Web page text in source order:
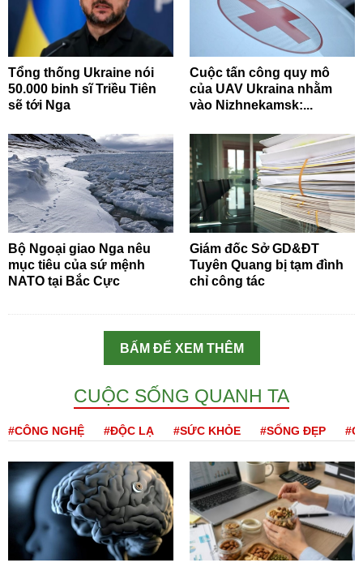
Tổng thống Ukraine nói
50.000 binh sĩ Triều Tiên
sẽ tới Nga
Cuộc tấn công quy mô
của UAV Ukraina nhằm
vào Nizhnekamsk:...
Bộ Ngoại giao Nga nêu
mục tiêu của sứ mệnh
NATO tại Bắc Cực
Giám đốc Sở GD&ĐT
Tuyên Quang bị tạm đình
chỉ công tác
BẤM ĐỂ XEM THÊM
CUỘC SỐNG QUANH TA
#CÔNG NGHỆ #ĐỘC LẠ #SỨC KHỎE #SỐNG ĐẸP